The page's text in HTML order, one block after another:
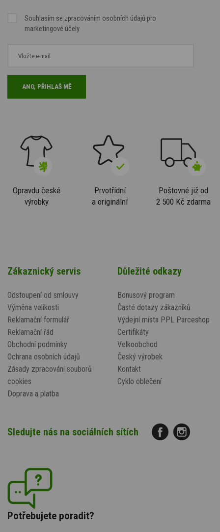
Souhlasím se zpracováním osobních údajů pro
marketingové účely
Opravdu české
výrobky
Prvotřídní
a originální
Poštovné již od
2 500 Kč zdarma
Zákaznický servis
Odstoupení od smlouvy
Výměna velikosti
Reklamační formulář
Reklamační řád
Obchodní podmínky
Ochrana osobních údajů
Zásady zpracování souborů
cookies
Doprava a platba
Důležité odkazy
Bonusový program
Časté dotazy zákazníků
Výdejní místa PPL Parceshop
Certifikáty
Velkoobchod
Český výrobek
Kontakt
Cyklo oblečení
Sledujte nás na sociálních sítích
Potřebujete poradit?